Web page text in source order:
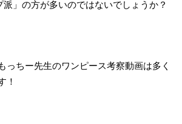
」の方が多いのではないでしょうか？
っちー先生のワンピース考察動画は多く
！